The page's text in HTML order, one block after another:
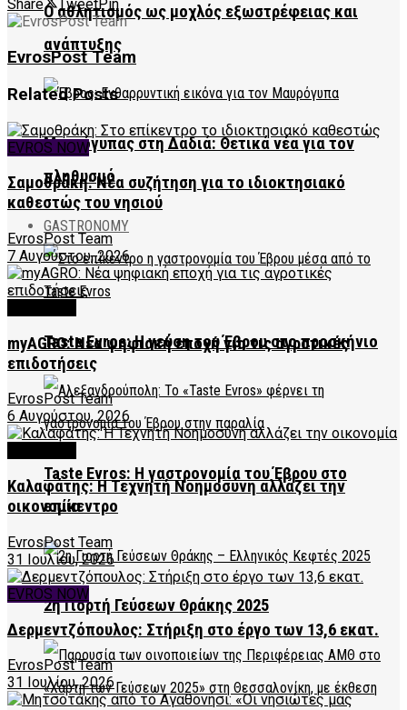
Ο αθλητισμός ως μοχλός εξωστρέφειας και
ανάπτυξης
Μαυρόγυπας στη Δαδιά: Θετικά νέα για τον
πληθυσμό
GASTRONOMY
Taste Evros: Η γεύση του Έβρου στο προσκήνιο
Taste Evros: Η γαστρονομία του Έβρου στο
επίκεντρο
2η Γιορτή Γεύσεων Θράκης 2025
Share TweetPin
EvrosPost Team
RelatedPosts
EVROS NOW
Σαμοθράκη: Νέα συζήτηση για το ιδιοκτησιακό
καθεστώς του νησιού
EvrosPost Team
7 Αυγούστου, 2026
myAGRO: Νέα ψηφιακή εποχή για τις αγροτικές
επιδοτήσεις
EvrosPost Team
6 Αυγούστου, 2026
Καλαφάτης: Η Τεχνητή Νοημοσύνη αλλάζει την
οικονομία
EvrosPost Team
31 Ιουλίου, 2026
EVROS NOW
Δερμεντζόπουλος: Στήριξη στο έργο των 13,6 εκατ.
EvrosPost Team
31 Ιουλίου, 2026